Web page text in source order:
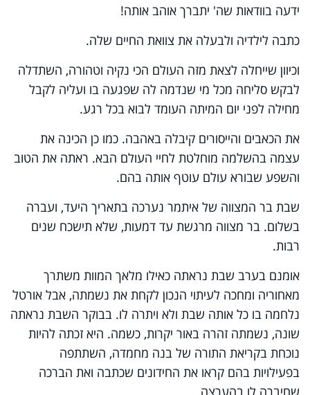
ידעה בוודאות שה' יתברך אוהב אותה!
כתבה לילדיה ולבעלה את צוואת החיים שלה.
וכיוון שייחלה לצאת מזה העולם הכי נקיה וטהורה, השתדלה
לבקש סליחה מכל מי שנדמה לה שפגעה בו ועליה לקבל
מחילה לפני יום המיתה העומד לבוא בכל רגע.
את הכאבים והייסורים קיבלה באהבה. כמו כן הכינה את
עצמה בהשלמה מוחלטת לחיי העולם הבא. ראתה את הטוב
והשפע שבורא עולם עוטף אותה בהם.
שבת בר המצווה של איתמר נערכה בתאריך היעד, ועברה
בשלום. בר מצווה מרגשת עד דמעות, שלא תישכח שנים
רבות.
אומנם בערב שבת נראתה כאילו מלאך המוות משתרך
מאחוריה ומחכה לעיתוי הנכון לקחת את נשמתה, אבל אורטל
נלחמה בו כל אותה שבת ולא ויתרה לו. בבוקר השבת נראתה
שונה, נשמתה זהרה באור יקרות, כשמה. היא זכתה להיות
נוכחת בקריאת התורה של בנה מחמדה, השתתפה
בפעילויות בהם קראו את החידונים שכתבה ואת הברכה
שחיברה לו בהערצה.